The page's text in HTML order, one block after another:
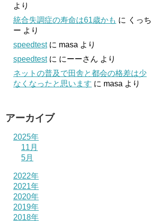
より
統合失調症の寿命は61歳かも に くっち
ー より
speedtestに masa より
speedtestに にーーさん より
ネットの普及で田舎と都会の格差は少
なくなったと思います に masa より
アーカイブ
2025年
11月
5月
2022年
2021年
2020年
2019年
2018年